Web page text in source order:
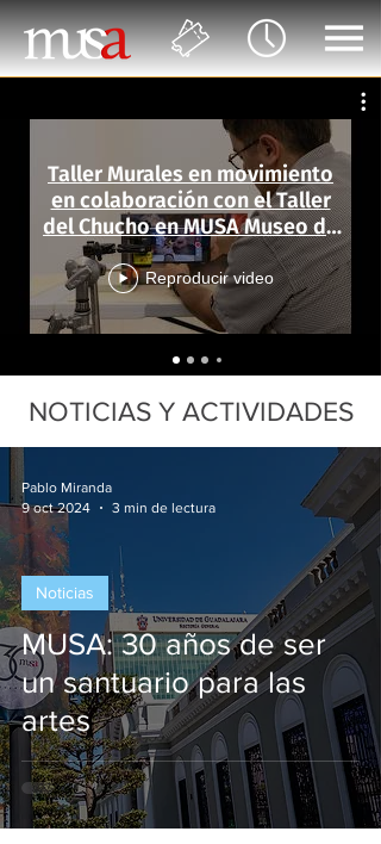
Taller Murales en movimiento
en colaboración con el Taller
del Chucho en MUSA Museo de
las Artes
Reproducir video
NOTICIAS Y ACTIVIDADES
MUSA: 30 años de ser
un santuario para las
artes
Noticias
Pablo Miranda
9 oct 2024
3 min de lectura